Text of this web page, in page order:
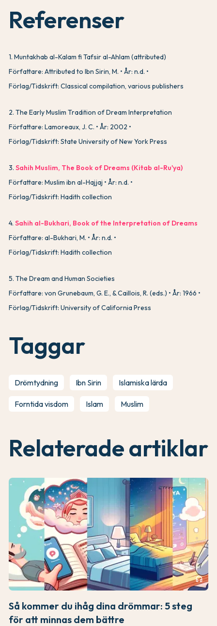
Referenser
1. Muntakhab al-Kalam fi Tafsir al-Ahlam (attributed)
Författare: Attributed to Ibn Sirin, M.
År: n.d.
Förlag/Tidskrift: Classical compilation, various publishers
2. The Early Muslim Tradition of Dream Interpretation
Författare: Lamoreaux, J. C.
År: 2002
Förlag/Tidskrift: State University of New York Press
3. Sahih Muslim, The Book of Dreams (Kitab al-Ru'ya)
Författare: Muslim ibn al-Hajjaj
År: n.d.
Förlag/Tidskrift: Hadith collection
4. Sahih al-Bukhari, Book of the Interpretation of Dreams
Författare: al-Bukhari, M.
År: n.d.
Förlag/Tidskrift: Hadith collection
5. The Dream and Human Societies
Författare: von Grunebaum, G. E., & Caillois, R. (eds.)
År: 1966
Förlag/Tidskrift: University of California Press
Taggar
Drömtydning Ibn Sirin Islamiska lärda
Forntida visdom Islam Muslim
Relaterade artiklar
headphones
Så kommer du ihåg dina drömmar: 5 steg
för att minnas dem bättre